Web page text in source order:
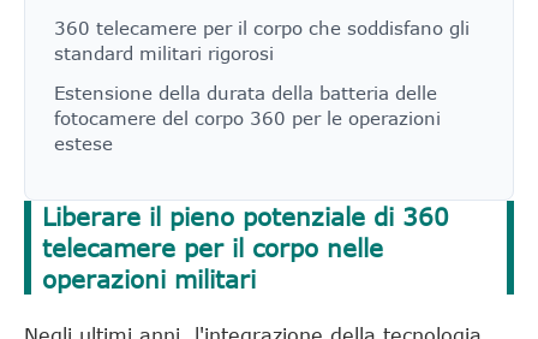
Liberare il pieno potenziale di 360
telecamere per il corpo nelle
operazioni militari
360 telecamere per il corpo che soddisfano gli
standard militari rigorosi
Estensione della durata della batteria delle
fotocamere del corpo 360 per le operazioni
estese